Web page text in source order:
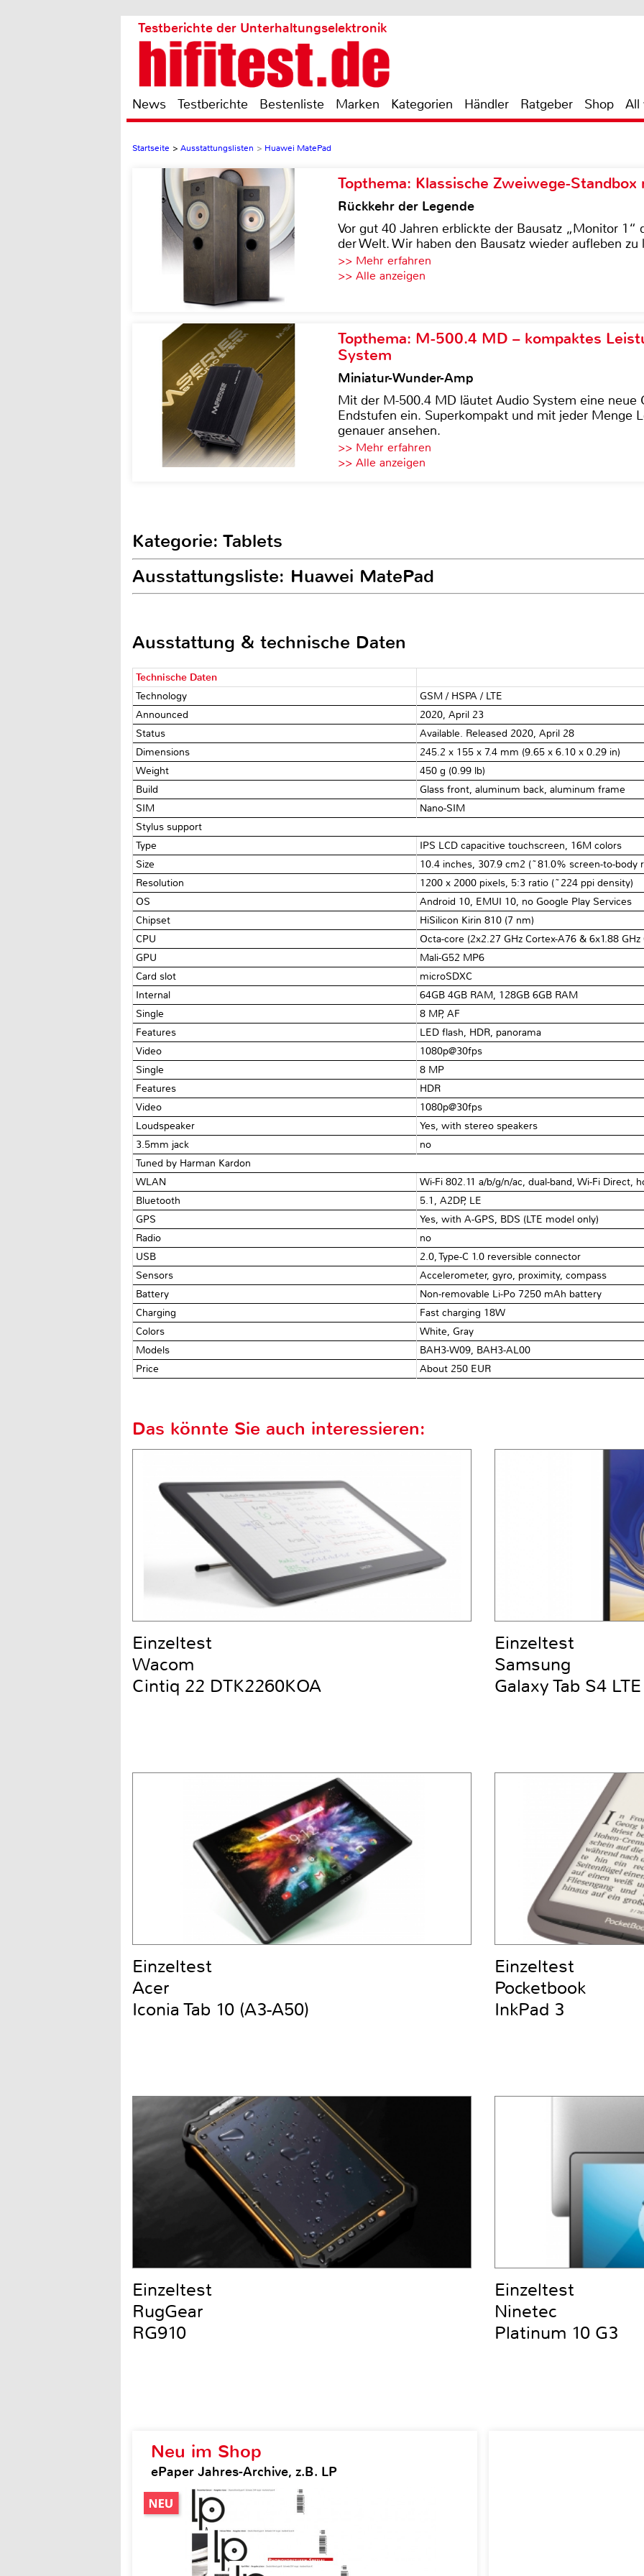
Testberichte der Unterhaltungselektronik
News Testberichte Bestenliste Marken Kategorien Händler Ratgeber Shop All
Startseite > Ausstattungslisten > Huawei MatePad
Topthema: Klassische Zweiwege-
Rückkehr der Legende
Vor gut 40 Jahren erblickte der Bausatz „Monitor 1“
der Welt. Wir haben den Bausatz wieder aufleben zu
>> Mehr erfahren
>> Alle anzeigen
Topthema: M-500.4 MD – kompaktes
System
Miniatur-Wunder-Amp
Mit der M-500.4 MD läutet Audio System eine neue
Endstufen ein. Superkompakt und mit jeder Menge
genauer ansehen.
>> Mehr erfahren
>> Alle anzeigen
Kategorie: Tablets
Ausstattungsliste: Huawei MatePad
Ausstattung & technische Daten
Technische Daten
Technology
GSM / HSPA / LTE
Announced
2020, April 23
Status
Available. Released 2020, April 28
Dimensions
245.2 x 155 x 7.4 mm (9.65 x 6.10 x 0.29 in)
Weight
450 g (0.99 lb)
Build
Glass front, aluminum back, aluminum frame
SIM
Nano-SIM
Stylus support
Type
IPS LCD capacitive touchscreen, 16M colors
Size
10.4 inches, 307.9 cm2 (~81.0% screen-to-body
Resolution
1200 x 2000 pixels, 5:3 ratio (~224 ppi density)
OS
Android 10, EMUI 10, no Google Play Services
Chipset
HiSilicon Kirin 810 (7 nm)
CPU
Octa-core (2x2.27 GHz Cortex-A76 & 6x1.88 GHz
GPU
Mali-G52 MP6
Card slot
microSDXC
Internal
64GB 4GB RAM, 128GB 6GB RAM
Single
8 MP, AF
Features
LED flash, HDR, panorama
Video
1080p@30fps
Single
8 MP
Features
HDR
Video
1080p@30fps
Loudspeaker
Yes, with stereo speakers
3.5mm jack
no
Tuned by Harman Kardon
WLAN
Wi-Fi 802.11 a/b/g/n/ac, dual-band, Wi-Fi Direct,
Bluetooth
5.1, A2DP, LE
GPS
Yes, with A-GPS, BDS (LTE model only)
Radio
no
USB
2.0, Type-C 1.0 reversible connector
Sensors
Accelerometer, gyro, proximity, compass
Battery
Non-removable Li-Po 7250 mAh battery
Charging
Fast charging 18W
Colors
White, Gray
Models
BAH3-W09, BAH3-AL00
Price
About 250 EUR
Neu im Shop
ePaper Jahres-Archive, z.B. LP
Das könnte Sie auch interessieren:
Einzeltest
Wacom
Cintiq 22 DTK2260KOA
Einzeltest
Samsung
Galaxy Tab S4 LTE
Einzeltest
Acer
Iconia Tab 10 (A3-A50)
Einzeltest
Pocketbook
InkPad 3
Einzeltest
RugGear
RG910
Einzeltest
Ninetec
Platinum 10 G3